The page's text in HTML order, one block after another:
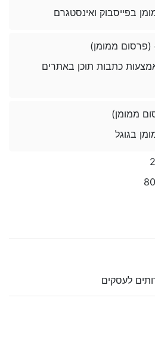
בפייסבוק ואינסטגרם
(פרסום ממומן)
כתבות תוכן באתרים
ממומן)
בגוגל
לעסקים